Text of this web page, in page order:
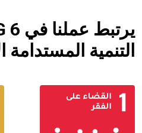
التنمية المستدامة